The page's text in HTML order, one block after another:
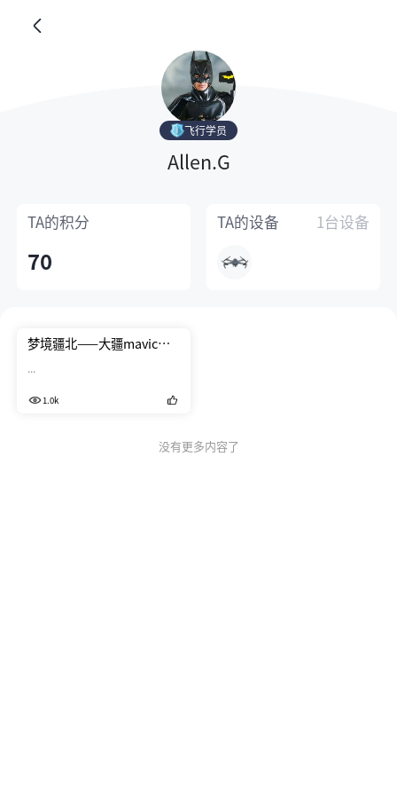
飞行学员
Allen.G
TA的积分
70
TA的设备 1台设备
梦境疆北——大疆mavic无
摄剪辑）
...
1.0k
没有更多内容了